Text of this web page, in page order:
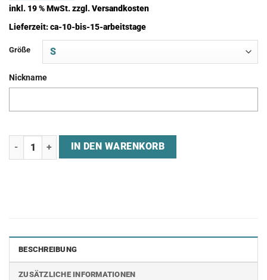
inkl. 19 % MwSt.zzgl.Versandkosten
Lieferzeit:ca-10-bis-15-arbeitstage
Größe
Nickname
Jersey "ASPIRE ESPORTS" Menge
IN DEN WARENKORB
BESCHREIBUNG
ZUSÄTZLICHE INFORMATIONEN